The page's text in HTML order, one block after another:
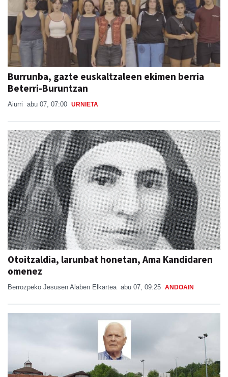
Burrunba, gazte euskaltzaleen ekimen berria
Beterri-Buruntzan
Aiurri abu 07, 07:00 URNIETA
Otoitzaldia, larunbat honetan, Ama Kandidaren
omenez
Berrozpeko Jesusen Alaben Elkartea abu 07, 09:25 ANDOAIN